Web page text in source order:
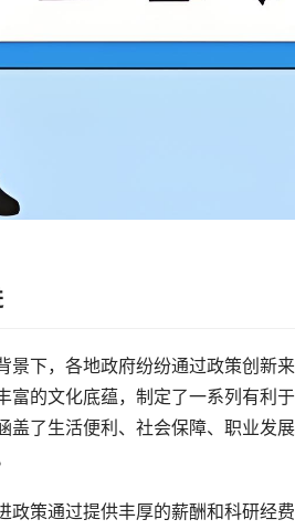
景下，各地政府纷纷通过政策创新
富的文化底蕴，制定了一系列有利
盖了生活便利、社会保障、职业发
政策通过提供丰厚的薪酬和科研经